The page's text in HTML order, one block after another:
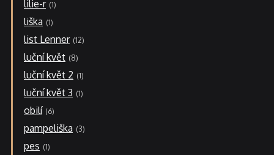
lilie-r 1
liška 1
list Lenner 12
luční květ 8
luční květ 2 1
luční květ 3 1
obilí 6
pampeliška 3
pes 1